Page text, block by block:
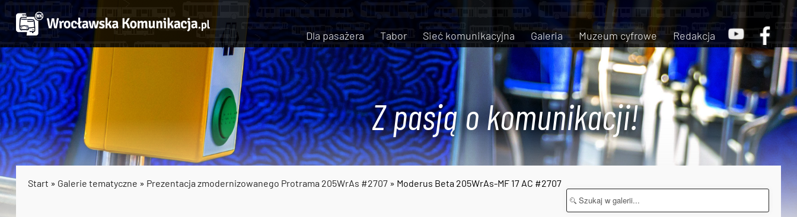
Dla pasażera Tabor Sieć komunikacyjna Galeria Muzeum cyfrowe Redakcja
Z pasją o komunikacji!
Start » Galerie tematyczne » Prezentacja zmodernizowanego Protrama 205WrAs #2707 » Moderus Beta 205WrAs-MF 17 AC #2707